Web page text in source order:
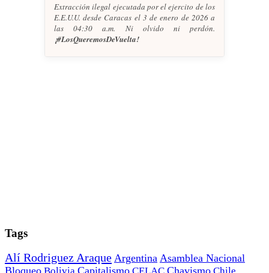
Extracción ilegal ejecutada por el ejercito de los
E.E.U.U. desde Caracas el 3 de enero de 2026 a
las 04:30 a.m. Ni olvido ni perdón.
¡#LosQueremosDeVuelta!
Tags
Alí Rodriguez Araque Argentina Asamblea Nacional